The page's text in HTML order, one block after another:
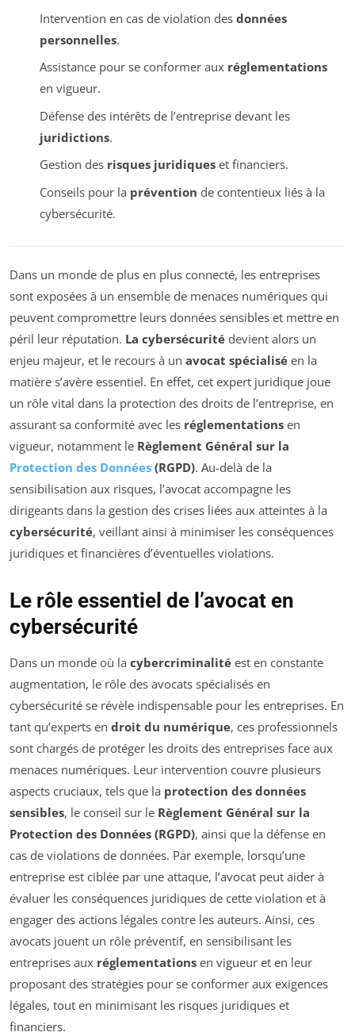
Intervention en cas de violation des données
personnelles.
Assistance pour se conformer aux réglementations
en vigueur.
Défense des intérêts de l’entreprise devant les
juridictions.
Gestion des risques juridiqueset financiers.
Conseils pour la prévention de contentieux liés à la
cybersécurité.
Dans un monde de plus en plus connecté, les entreprises
sont exposées à un ensemble de menaces numériques qui
peuvent compromettre leurs données sensibles et mettre en
péril leur réputation. La cybersécurité devient alors un
enjeu majeur, et le recours à un avocat spécialisé en la
matière s’avère essentiel. En effet, cet expert juridique joue
un rôle vital dans la protection des droits de l’entreprise, en
assurant sa conformité avec les réglementations en
vigueur, notamment le Règlement Général sur la
Protection des Données (RGPD). Au-delà de la
sensibilisation aux risques, l’avocat accompagne les
dirigeants dans la gestion des crises liées aux atteintes à la
cybersécurité, veillant ainsi à minimiser les conséquences
juridiques et financières d’éventuelles violations.
Le rôle essentiel de l’avocat en
cybersécurité
Dans un monde où la cybercriminalité est en constante
augmentation, le rôle des avocats spécialisés en
cybersécurité se révèle indispensable pour les entreprises. En
tant qu’experts en droit du numérique, ces professionnels
sont chargés de protéger les droits des entreprises face aux
menaces numériques. Leur intervention couvre plusieurs
aspects cruciaux, tels que la protection des données
sensibles, le conseil sur le Règlement Général sur la
Protection des Données (RGPD), ainsi que la défense en
cas de violations de données. Par exemple, lorsqu’une
entreprise est ciblée par une attaque, l’avocat peut aider à
évaluer les conséquences juridiques de cette violation et à
engager des actions légales contre les auteurs. Ainsi, ces
avocats jouent un rôle préventif, en sensibilisant les
entreprises aux réglementations en vigueur et en leur
proposant des stratégies pour se conformer aux exigences
légales, tout en minimisant les risques juridiques et
financiers.